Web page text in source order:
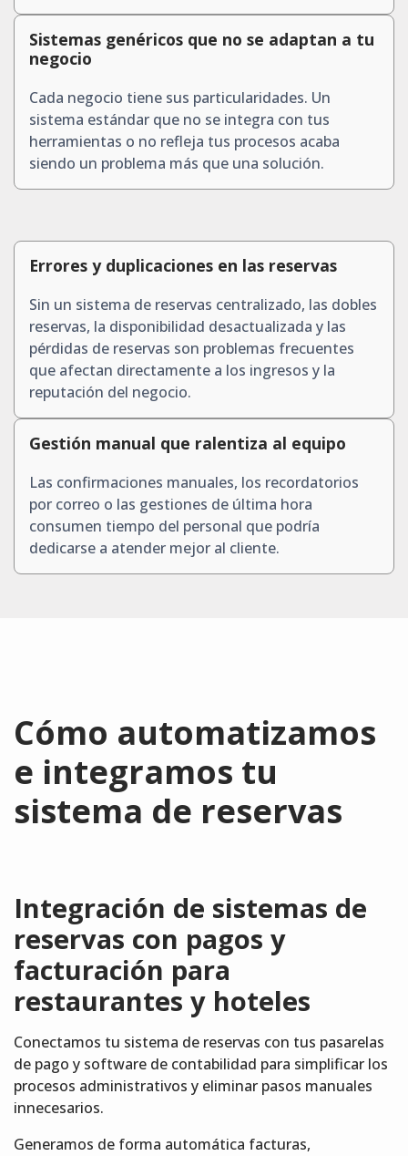
Sistemas genéricos que no se adaptan a tu
negocio
Cada negocio tiene sus particularidades. Un
sistema estándar que no se integra con tus
herramientas o no refleja tus procesos acaba
siendo un problema más que una solución.
Errores y duplicaciones en las reservas
Sin un sistema de reservas centralizado, las dobles
reservas, la disponibilidad desactualizada y las
pérdidas de reservas son problemas frecuentes
que afectan directamente a los ingresos y la
reputación del negocio.
Gestión manual que ralentiza al equipo
Las confirmaciones manuales, los recordatorios
por correo o las gestiones de última hora
consumen tiempo del personal que podría
dedicarse a atender mejor al cliente.
Cómo automatizamos
e integramos tu
sistema de reservas
Integración de sistemas de
reservas con pagos y
facturación para
restaurantes y hoteles
Conectamos tu sistema de reservas con tus pasarelas
de pago y software de contabilidad para simplificar los
procesos administrativos y eliminar pasos manuales
innecesarios.
Generamos de forma automática facturas,